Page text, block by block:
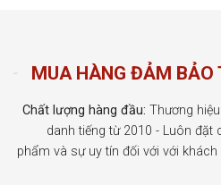
MUA HÀNG ĐẢM BẢO
Chất lượng hàng đầu: Thương hiệu
danh tiếng từ 2010 - Luôn đặt
phẩm và sự uy tín đối với với khách